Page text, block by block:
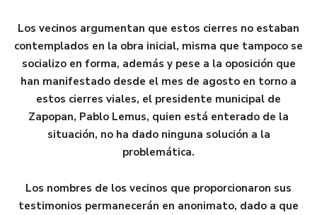
Los vecinos argumentan que estos cierres no estaban
contemplados en la obra inicial, misma que tampoco se
socializo en forma, además y pese a la oposición que
han manifestado desde el mes de agosto en torno a
estos cierres viales, el presidente municipal de
Zapopan, Pablo Lemus, quien está enterado de la
situación, no ha dado ninguna solución a la
problemática.
Los nombres de los vecinos que proporcionaron sus
testimonios permanecerán en anonimato, dado a que